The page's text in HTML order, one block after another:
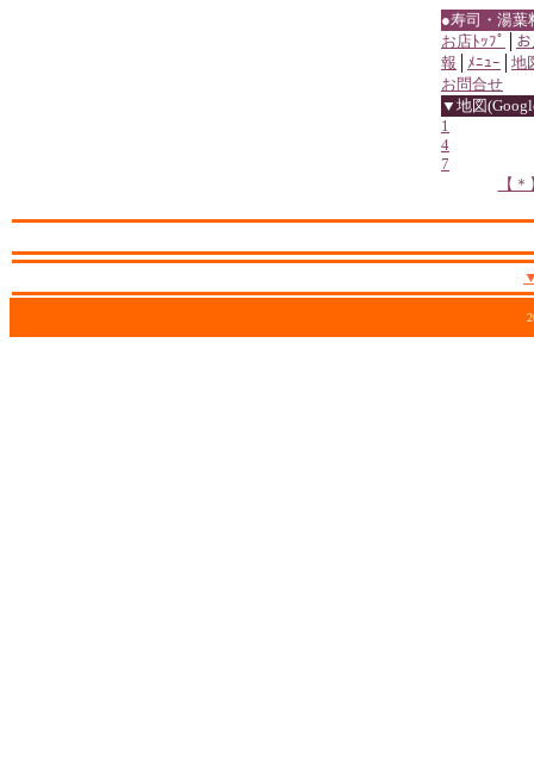
●寿司・湯
お店ﾄｯﾌﾟ
報
ﾒﾆｭｰ
地
お問合せ
▼地図
1
4
7
【